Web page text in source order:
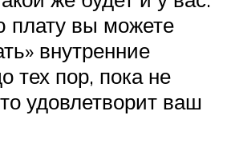
плату вы можете
внутренние
тех пор, пока не
удовлетворит ваш